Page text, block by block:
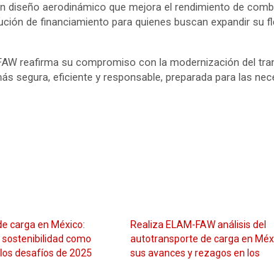
diseño aerodinámico que mejora el rendimiento de
de financiamiento para quienes buscan expandir su
reafirma su compromiso con la modernización del
segura, eficiente y responsable, preparada para las
carga en México:
sostenibilidad como
desafíos de 2025
Realiza ELAM-FAW análisis del
autotransporte de carga en
sus avances y rezagos en los